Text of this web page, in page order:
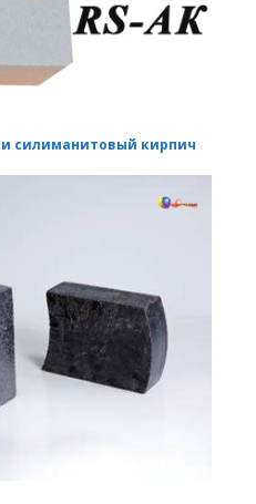
силиманитовый кирпич